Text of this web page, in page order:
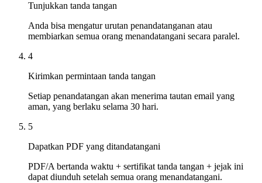
Tunjukkan tanda tangan
Anda bisa mengatur urutan penandatanganan atau
membiarkan semua orang menandatangani secara paralel.
4
Kirimkan permintaan tanda tangan
Setiap penandatangan akan menerima tautan email yang
aman, yang berlaku selama 30 hari.
5
Dapatkan PDF yang ditandatangani
PDF/A bertanda waktu + sertifikat tanda tangan + jejak ini
dapat diunduh setelah semua orang menandatangani.